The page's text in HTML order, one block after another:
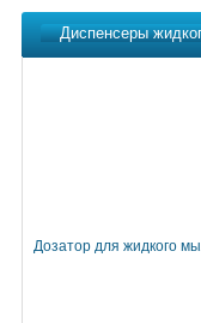
Диспенсеры
Дозатор для жидкого